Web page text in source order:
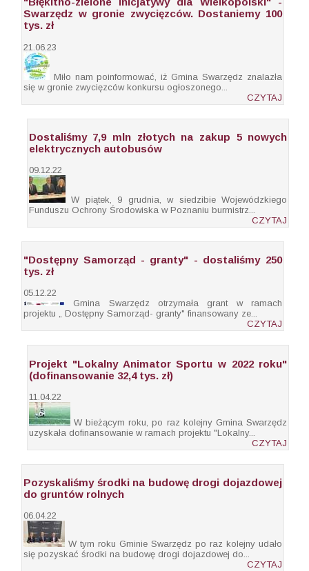
Swarzędz w gronie zwycięzców. Dostaniemy 100
tys. zł
21.06.23
Miło nam poinformować, iż Gmina Swarzędz znalazła
się w gronie zwycięzców konkursu ogłoszonego...
CZYTAJ
Dostaliśmy 7,9 mln złotych na zakup 5 nowych
elektrycznych autobusów
09.12.22
W piątek, 9 grudnia, w siedzibie Wojewódzkiego
Funduszu Ochrony Środowiska w Poznaniu burmistrz...
CZYTAJ
"Dostępny Samorząd - granty" - dostaliśmy 250
tys. zł
05.12.22
Gmina Swarzędz otrzymała grant w ramach
projektu „ Dostępny Samorząd- granty" finansowany ze...
CZYTAJ
Projekt "Lokalny Animator Sportu w 2022 roku"
(dofinansowanie 32,4 tys. zł)
11.04.22
W bieżącym roku, po raz kolejny Gmina Swarzędz
uzyskała dofinansowanie w ramach projektu "Lokalny...
CZYTAJ
Pozyskaliśmy środki na budowę drogi dojazdowej
do gruntów rolnych
06.04.22
W tym roku Gminie Swarzędz po raz kolejny udało
się pozyskać środki na budowę drogi dojazdowej do...
CZYTAJ